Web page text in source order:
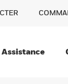
Assistance